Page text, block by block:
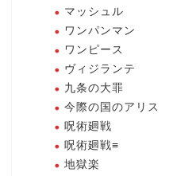
マッシュル
ワンパンマン
ワンピース
ヴィジランテ
九条の大罪
今際の国のアリス
呪術廻戦
呪術廻戦≡
地獄楽